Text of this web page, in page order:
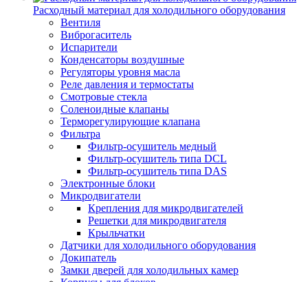
Расходный материал для холодильного оборудования
Вентиля
Виброгаситель
Испарители
Конденсаторы воздушные
Регуляторы уровня масла
Реле давления и термостаты
Смотровые стекла
Соленоидные клапаны
Терморегулирующие клапана
Фильтра
Фильтр-осушитель медный
Фильтр-осушитель типа DCL
Фильтр-осушитель типа DAS
Электронные блоки
Микродвигатели
Крепления для микродвигателей
Решетки для микродвигателя
Крыльчатки
Датчики для холодильного оборудования
Докипатель
Замки дверей для холодильных камер